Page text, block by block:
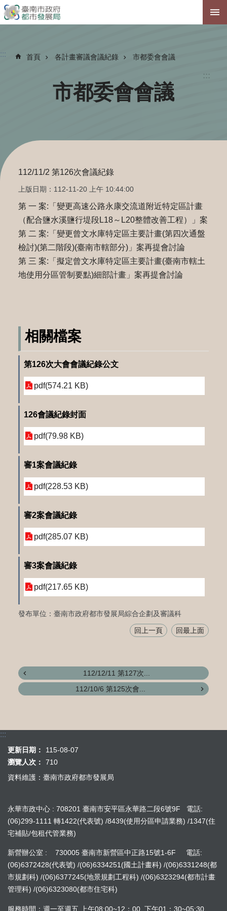
跳到主要內容區塊
:::
::: 首頁 各計畫審議會議紀錄 市都委會會議
市都委會會議
112/11/2 第126次會議紀錄
上版日期：112-11-20 上午 10:44:00
第 一 案:「變更高速公路永康交流道附近特定區計畫
（配合鹽水溪鹽行堤段L18～L20整體改善工程）」案
第 二 案:「變更曾文水庫特定區主要計畫(第四次通盤
檢討)(第二階段)(臺南市轄部分)」案再提會討論
第 三 案:「擬定曾文水庫特定區主要計畫(臺南市轄土
地使用分區管制要點)細部計畫」案再提會討論
相關檔案
第126次大會會議紀錄公文
pdf(574.21 KB)
126會議紀錄封面
pdf(79.98 KB)
審1案會議紀錄
pdf(228.53 KB)
審2案會議紀錄
pdf(285.07 KB)
審3案會議紀錄
pdf(217.65 KB)
發布單位：臺南市政府都市發展局綜合企劃及審議科
回上一頁 回最上面
112/12/11 第127次...
112/10/6 第125次會...
:::
更新日期：
115-08-07
瀏覽人次：
710
資料維護：臺南市政府都市發展局
永華市政中心 : 708201 臺南市安平區永華路二段6號9F 電話:
(06)299-1111 轉1422(代表號) /8439(使用分區申請業務) /1347(住
宅補貼/包租代管業務)
新營辦公室 : 730005 臺南市新營區中正路15號1-6F 電話:
(06)6372428(代表號) /(06)6334251(國土計畫科) /(06)6331248(都
市規劃科) /(06)6377245(地景規劃工程科) /(06)6323294(都市計畫
管理科) /(06)6323080(都市住宅科)
服務時間：週一至週五 上午08:00~12：00 下午01：30~05:30